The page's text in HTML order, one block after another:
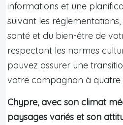
informations et une
suivant les
santé et du bien-être de
respectant les normes
pouvez assurer une
votre compagnon à quatre
Chypre, avec son climat
paysages variés et son